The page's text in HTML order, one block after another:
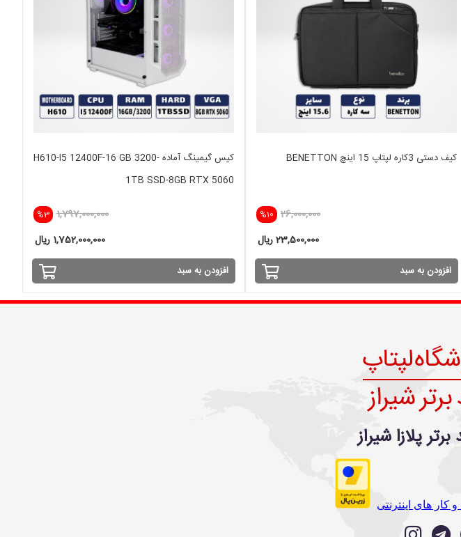
کیف دستی 3کاره لپتاپ 15 اینچ BENETTON
%10 26,000,000
23,500,000 ریال
افزودن به سبد
کیس گیمینگ آماده H610-I5 12400F-16 GB 3200-
1TB SSD-8GB RTX 5060
%3 1,797,000,000
1,752,000,000 ریال
افزودن به سبد
پلازا شیراز